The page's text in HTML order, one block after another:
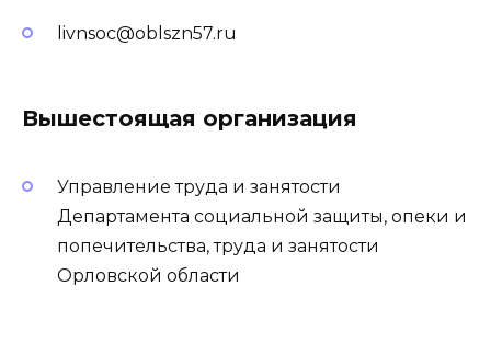
livnsoc@oblszn57.ru
Вышестоящая организация
Управление труда и занятости
Департамента социальной защиты, опеки и
попечительства, труда и занятости
Орловской области